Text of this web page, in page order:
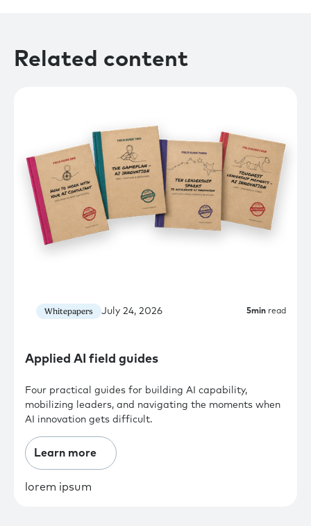
Related content
Whitepapers July 24, 2026 5min read
Applied AI field guides
Four practical guides for building AI capability,
mobilizing leaders, and navigating the moments when
AI innovation gets difficult.
Learn more
lorem ipsum